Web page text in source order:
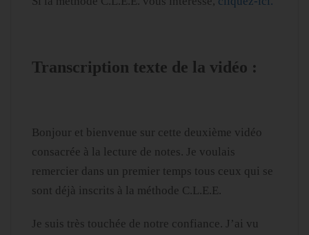
Transcription texte de la vidéo :
Bonjour et bienvenue sur cette deuxième vidéo
consacrée à la lecture de notes. Je voulais
remercier dans un premier temps tous ceux qui se
sont déjà inscrits à la méthode C.L.E.E.
Je suis très touchée de notre confiance. J’ai vu